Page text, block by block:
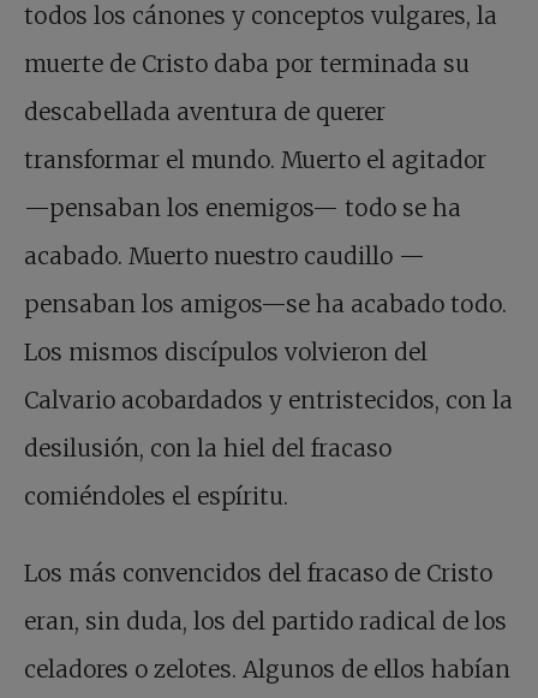
todos los cánones y conceptos vulgares, la
muerte de Cristo daba por terminada su
descabellada aventura de querer
transformar el mundo. Muerto el agitador
—pensaban los enemigos— todo se ha
acabado. Muerto nuestro caudillo —
pensaban los amigos—se ha acabado todo.
Los mismos discípulos volvieron del
Calvario acobardados y entristecidos, con la
desilusión, con la hiel del fracaso
comiéndoles el espíritu.
Los más convencidos del fracaso de Cristo
eran, sin duda, los del partido radical de los
celadores o zelotes. Algunos de ellos habían